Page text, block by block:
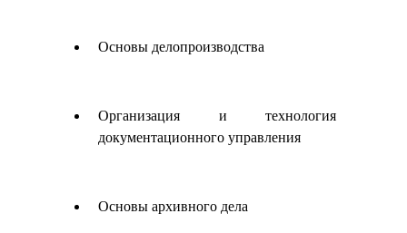
Основы делопроизводства
Организация и технология
документационного управления
Основы архивного дела